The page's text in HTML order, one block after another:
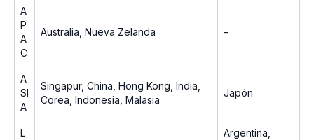
A
P
A
C
Australia, Nueva Zelanda –
A
SI
A
Singapur, China, Hong Kong, India,
Corea, Indonesia, Malasia
Japón
L
Argentina,